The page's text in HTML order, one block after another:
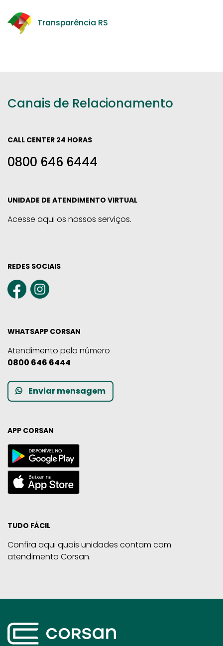
Transparência RS
Canais de Relacionamento
CALL CENTER 24 HORAS
0800 646 6444
UNIDADE DE ATENDIMENTO VIRTUAL
Acesse aqui os nossos serviços.
REDES SOCIAIS
WHATSAPP CORSAN
Atendimento pelo número
0800 646 6444
Enviar mensagem
APP CORSAN
TUDO FÁCIL
Confira aqui quais unidades contam com
atendimento Corsan.